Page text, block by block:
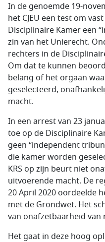
In de genoemde 19-
het CJEU een test om
Disciplinaire Kamer een
zin van het Unierecht.
rechters in de
Om dat te kunnen
belang of het orgaan
geselecteerd,
macht.
In een arrest van 23
toe op de Disciplinaire
geen “independent
die kamer worden
KRS op zijn beurt niet
uitvoerende macht. De
20 April 2020 oordeelde
met de Grondwet. Het
van onafzetbaarheid van
Het gaat in deze hoog